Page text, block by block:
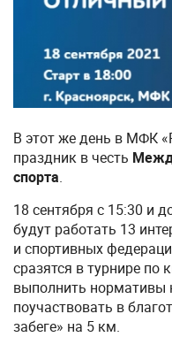
В этот же день в МФК
праздник в честь
спорта.
18 сентября с 15:30 и
будут работать 13
и спортивных
сразятся в турнире
выполнить нормативы
поучаствовать в
забеге» на 5 км.